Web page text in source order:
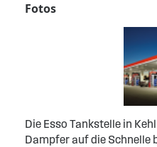
Fotos
Die Esso Tankstelle in
Dampfer auf die Schnelle